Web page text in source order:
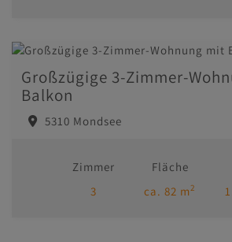
Großzügige 3-Zimmer-
Balkon
5310 Mondsee
Zimmer
3
Fläche
ca. 82 m2